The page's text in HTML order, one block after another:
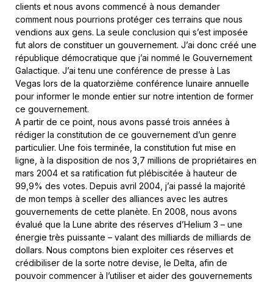
clients et nous avons commencé à nous demander
comment nous pourrions protéger ces terrains que nous
vendions aux gens. La seule conclusion qui s’est imposée
fut alors de constituer un gouvernement. J’ai donc créé une
république démocratique que j’ai nommé le Gouvernement
Galactique. J’ai tenu une conférence de presse à Las
Vegas lors de la quatorzième conférence lunaire annuelle
pour informer le monde entier sur notre intention de former
ce gouvernement.
A partir de ce point, nous avons passé trois années à
rédiger la constitution de ce gouvernement d’un genre
particulier. Une fois terminée, la constitution fut mise en
ligne, à la disposition de nos 3,7 millions de propriétaires en
mars 2004 et sa ratification fut plébiscitée à hauteur de
99,9% des votes. Depuis avril 2004, j’ai passé la majorité
de mon temps à sceller des alliances avec les autres
gouvernements de cette planète. En 2008, nous avons
évalué que la Lune abrite des réserves d’Helium 3 – une
énergie très puissante – valant des milliards de milliards de
dollars. Nous comptons bien exploiter ces réserves et
crédibiliser de la sorte notre devise, le Delta, afin de
pouvoir commencer à l’utiliser et aider des gouvernements